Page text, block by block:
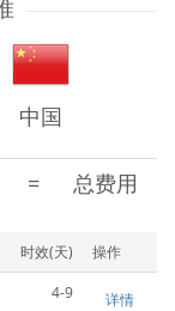
中国
= 总费用
时效(天)
操作
4-9 详情